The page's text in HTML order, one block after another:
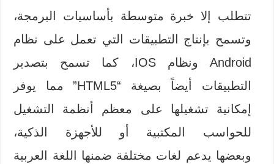
تتطلب إلا خبرة متوسطة بأساسيات البرمجة،
وتسمح بإنتاج التطبيقات التي تعمل على نظام
Android ونظام IOS، كما تسمح بتصدير
التطبيقات أيضاً بصيغة “HTML5” مما يوفر
إمكانية تشغيلها على معظم أنظمة التشغيل
للحواسب المكتبية أو للأجهزة الذكية،
وبعضها يدعم لغات مختلفة ضمنها اللغة العربية